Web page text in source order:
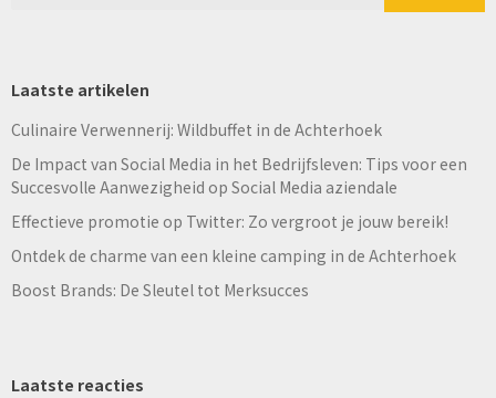
Laatste artikelen
Culinaire Verwennerij: Wildbuffet in de Achterhoek
De Impact van Social Media in het Bedrijfsleven: Tips voor een
Succesvolle Aanwezigheid op Social Media aziendale
Effectieve promotie op Twitter: Zo vergroot je jouw bereik!
Ontdek de charme van een kleine camping in de Achterhoek
Boost Brands: De Sleutel tot Merksucces
Laatste reacties